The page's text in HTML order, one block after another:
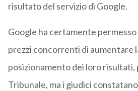
risultato del servizio di Google.
Google ha certamente
prezzi concorrenti di aumentare
posizionamento dei loro risultati,
Tribunale, ma i giudici